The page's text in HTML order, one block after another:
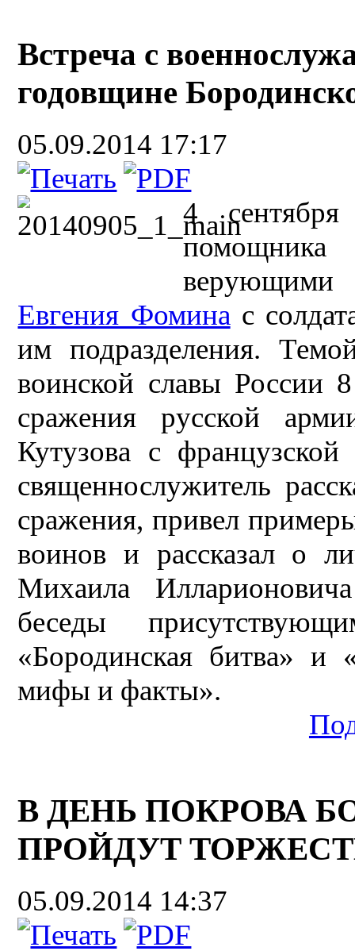
Встреча с
годовщине
05.09.2014 17:17
4
Евгения Фомина с
им подразделения.
воинской славы России
сражения русской
Кутузова с
священнослужитель
сражения, привел
воинов и рассказал о
Михаила
беседы
«Бородинская битва» и
мифы и факты».
В ДЕНЬ ПОКРОВА
ПРОЙДУТ
05.09.2014 14:37